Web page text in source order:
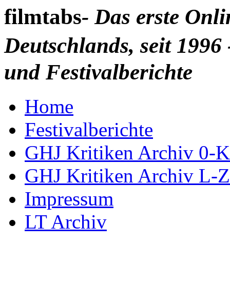
filmtabs- Das erste
Deutschlands, seit
und Festivalberichte
Home
Festivalberichte
GHJ Kritiken Archiv 0-K
GHJ Kritiken Archiv L-Z
Impressum
LT Archiv